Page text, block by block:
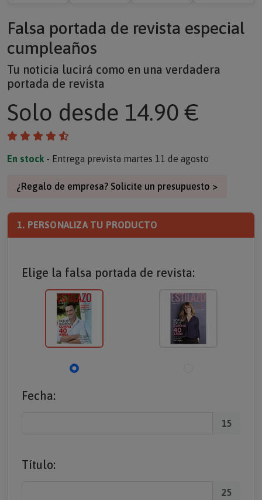
Falsa portada de revista especial
cumpleaños
Tu noticia lucirá como en una verdadera
portada de revista
Solo desde 14.90 €
En stock - Entrega prevista martes 11 de agosto
¿Regalo de empresa? Solicite un presupuesto >
1. PERSONALIZA TU PRODUCTO
Elige la falsa portada de revista:
Fecha:
15
Título:
25